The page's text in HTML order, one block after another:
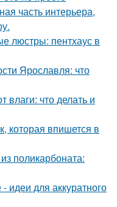
часть интерьера,
люстры: пентхаус в
Ярославля: что
влаги: что делать и
которая впишется в
поликарбоната:
идеи для аккуратного